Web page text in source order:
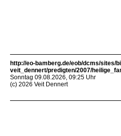
http://eo-bamberg.de/eob/dcms/sites/
veit_dennert/predigten/2007/
Sonntag 09.08.2026, 09:25 Uhr
(c) 2026 Veit Dennert